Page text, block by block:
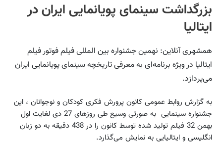
بزرگداشت سینمای پویانمایی ایران در
ایتالیا
همشهری آنلاین: نهمین جشنواره بین المللی فیلم فوتور فیلم
ایتالیا در ویژه برنامه‌ای به معرفی تاریخچه سینمای پویانمایی ایران
می‌پردازد.
به گزارش روابط عمومی کانون پرورش فکری کودکان و نوجوانان ، این
جشنواره سینمایی به صورتی وسیع طی روزهای 27 دی لغایت اول
بهمن 32 فیلم تولید شده توسط کانون را در 438 دقیقه به دو زبان
انگلیسی و ایتالیایی به نمایش می‌گذارد.